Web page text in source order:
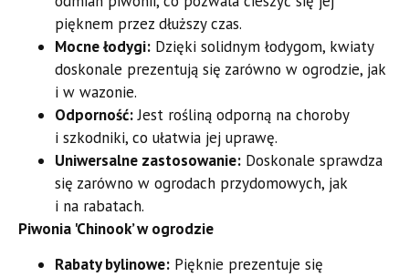
pięknem przez dłuższy czas.
Mocne łodygi: Dzięki solidnym łodygom, kwiaty
doskonale prezentują się zarówno w ogrodzie, jak
i w wazonie.
Odporność:Jest rośliną odporną na choroby
i szkodniki, co ułatwia jej uprawę.
Uniwersalne zastosowanie: Doskonale sprawdza
się zarówno w ogrodach przydomowych, jak
i na rabatach.
Piwonia 'Chinook’ w ogrodzie
Rabaty bylinowe: Pięknie prezentuje się